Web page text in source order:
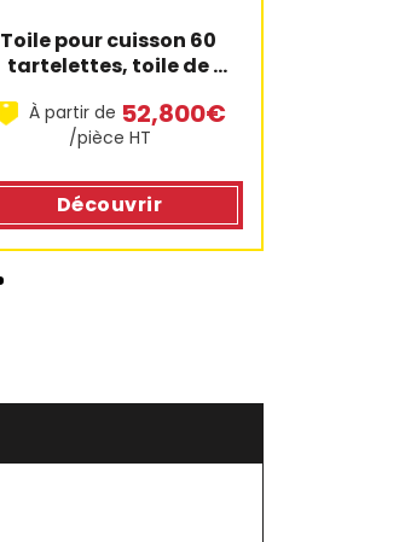
Toile pour cuisson 60
tartelettes, toile de
À partir de 52,800€
/pièce HT
Découvrir